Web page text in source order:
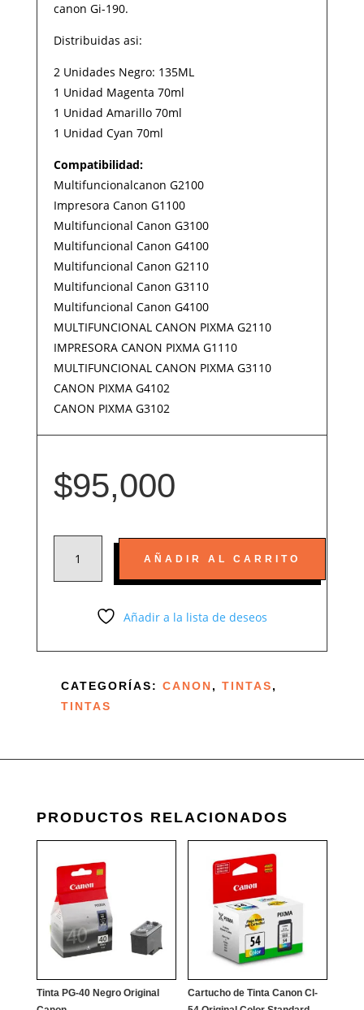
canon Gi-190.
Distribuidas asi:
2 Unidades Negro: 135ML
1 Unidad Magenta 70ml
1 Unidad Amarillo 70ml
1 Unidad Cyan 70ml
Compatibilidad:
Multifuncionalcanon G2100
Impresora Canon G1100
Multifuncional Canon G3100
Multifuncional Canon G4100
Multifuncional Canon G2110
Multifuncional Canon G3110
Multifuncional Canon G4100
MULTIFUNCIONAL CANON PIXMA G2110
IMPRESORA CANON PIXMA G1110
MULTIFUNCIONAL CANON PIXMA G3110
CANON PIXMA G4102
CANON PIXMA G3102
$95,000
TINTAS
COMPATIBLE
G1100,
G1110,
G4110
CANTIDAD
AÑADIR AL CARRITO
Añadir a la lista de deseos
CATEGORÍAS: CANON, TINTAS,
TINTAS
PRODUCTOS RELACIONADOS
Tinta PG-40 Negro Original
Cartucho de Tinta Canon Cl-